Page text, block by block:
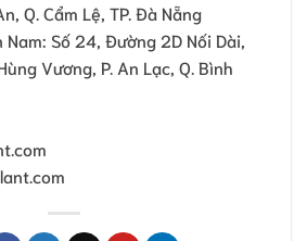
Q. Cẩm Lệ, TP. Đà Nẵng
Số 24, Ðường 2D Nối Dài,
Vương, P. An Lạc, Q. Bình